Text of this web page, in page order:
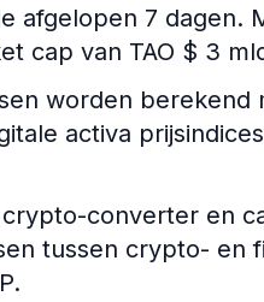
afgelopen 7 dagen.
cap van TAO $ 3
worden berekend
activa
crypto-converter en
tussen crypto- en